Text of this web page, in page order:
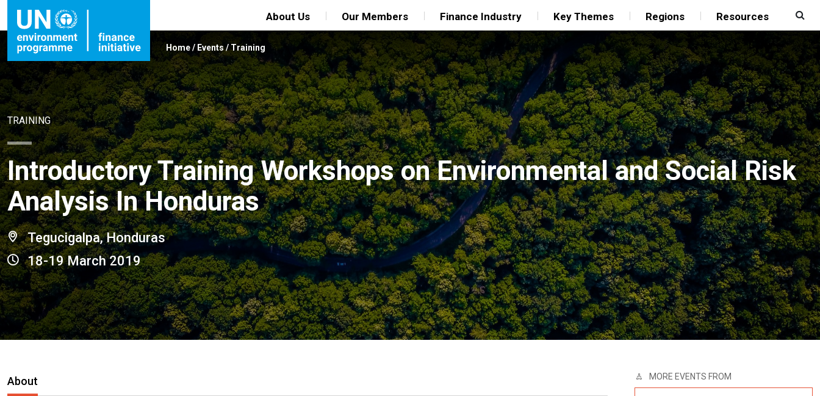
About Us Our Members Finance Industry Key Themes Regions Resources
Home/ Events/Training
TRAINING
Introductory Training Workshops on Environmental and Social Risk
Analysis In Honduras
Tegucigalpa, Honduras
18-19 March 2019
About MORE EVENTS FROM